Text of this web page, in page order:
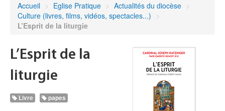
Démarches et sacrements
Sanctuaires & Pélerinages
Agenda diocésain
Je donne
Accueil > Eglise Pratique > Actualités du diocèse >
Culture (livres, films, vidéos, spectacles...) >
L’Esprit de la liturgie
L’Esprit de la
liturgie
Livre papes